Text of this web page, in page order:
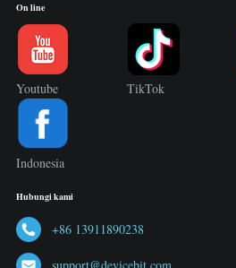
On line
Youtube TikTok
Indonesia
Hubungi kami
+86 13911890238